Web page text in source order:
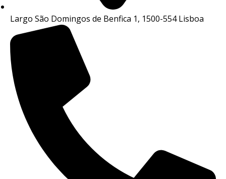
Largo São Domingos de Benfica 1, 1500-554 Lisboa